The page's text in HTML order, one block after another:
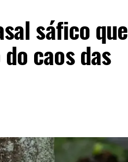
sáfico que
caos das